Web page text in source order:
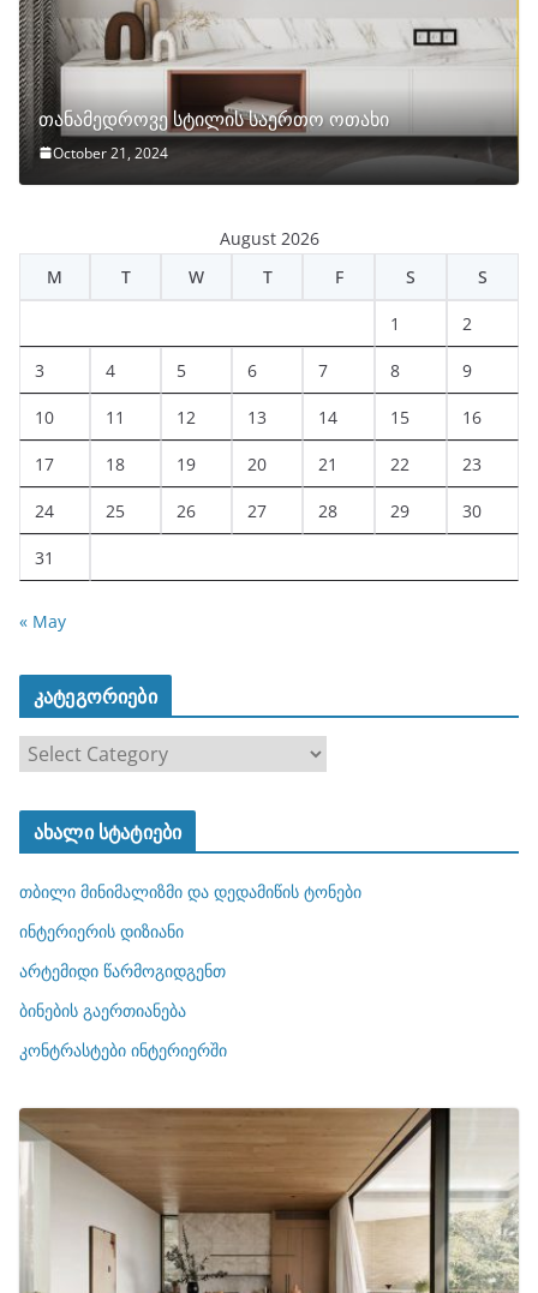
თანამედროვე სტილის საერთო ოთახი
October 21, 2024
August 2026
M
T W T F S S
1 2
3 4 5 6 7 8 9
10 11 12 13 14 15 16
17 18 19 20 21 22 23
24 25 26 27 28 29 30
31
« May
კატეგორიები
ა
ტ
ო
რ
ბ
ი
ახალი სტატიები
თბილი მინიმალიზმი და დედამიწის ტონები
ინტერიერის დიზიანი
არტემიდი წარმოგიდგენთ
ბინების გაერთიანება
კონტრასტები ინტერიერში